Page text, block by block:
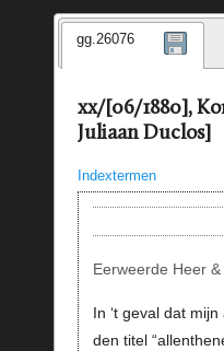
gg.26076
xx/[06/1880],
Juliaan Duclos]
Indextermen
Eerweerde Heer
In ‘t geval dat
den titel